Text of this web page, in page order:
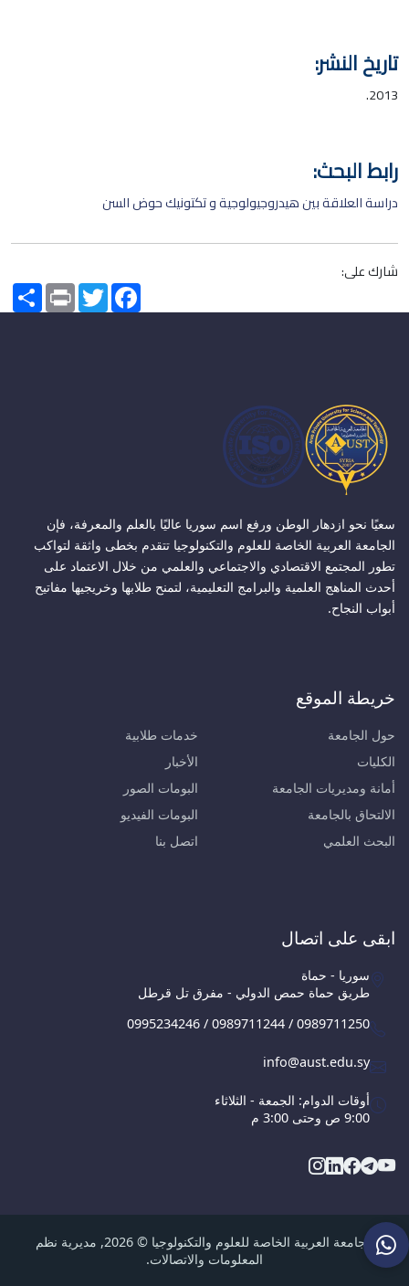
تاريخ النشر:
2013.
رابط البحث:
دراسة العلاقة بين هيدروجيولوجية و تكتونيك حوض السن
شارك على:
Share PrintTwitterFacebook
سعيًا نحو ازدهار الوطن ورفع اسم سوريا عاليًا بالعلم والمعرفة، فإن
الجامعة العربية الخاصة للعلوم والتكنولوجيا تتقدم بخطى واثقة لتواكب
تطور المجتمع الاقتصادي والاجتماعي والعلمي من خلال الاعتماد على
أحدث المناهج العلمية والبرامج التعليمية، لتمنح طلابها وخريجيها مفاتيح
أبواب النجاح.
خريطة الموقع
حول الجامعة
الكليات
أمانة ومديريات الجامعة
الالتحاق بالجامعة
البحث العلمي
خدمات طلابية
الأخبار
البومات الصور
البومات الفيديو
اتصل بنا
ابقى على اتصال
سوريا - حماة
طريق حماة حمص الدولي - مفرق تل قرطل
0995234246 / 0989711244 / 0989711250
info@aust.edu.sy
أوقات الدوام: الجمعة - الثلاثاء
9:00 ص وحتى 3:00 م
الجامعة العربية الخاصة للعلوم والتكنولوجيا © 2026, مديرية نظم
المعلومات والاتصالات.